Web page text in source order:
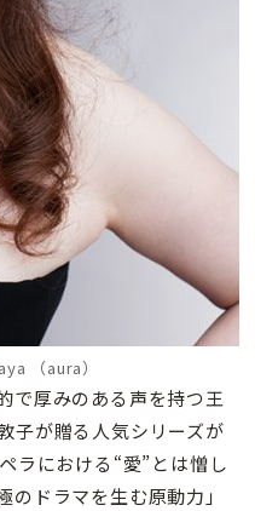
（aura）
で厚みのある声を持つ王
子が贈る人気シリーズが
ラにおける“愛”とは憎し
ドラマを生む原動力」